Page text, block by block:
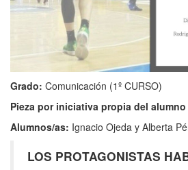
Grado: Comunicación (1º CURSO)
Pieza por iniciativa propia del alumno
Alumnos/as: Ignacio Ojeda y Alberta
LOS PROTAGONISTAS